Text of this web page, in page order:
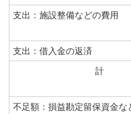
支出：施設整備などの費用
支出：借入金の返済
計
不足額：損益勘定留保資金な